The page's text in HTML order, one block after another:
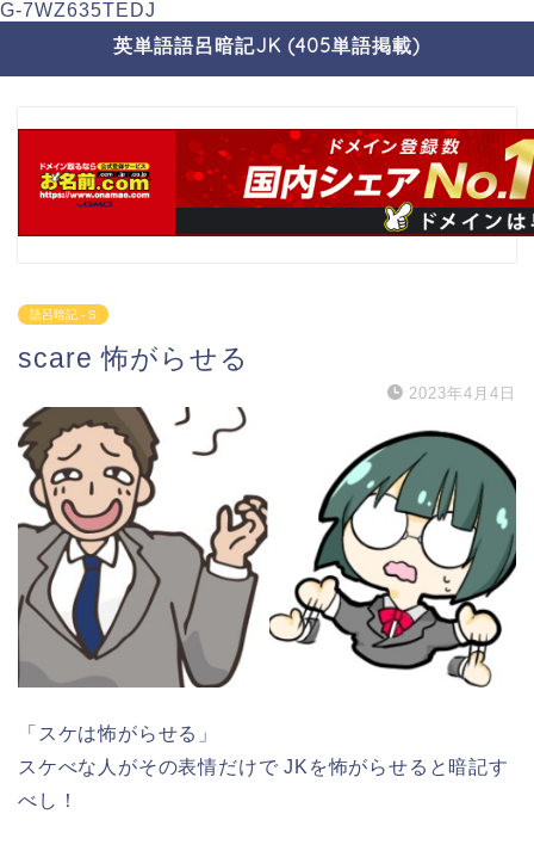
G-7WZ635TEDJ
英単語語呂暗記JK (405単語掲載)
語呂暗記 - S
scare 怖がらせる
2023年4月4日
「スケは怖がらせる」
スケべな人がその表情だけで JKを怖がらせると暗記す
べし！